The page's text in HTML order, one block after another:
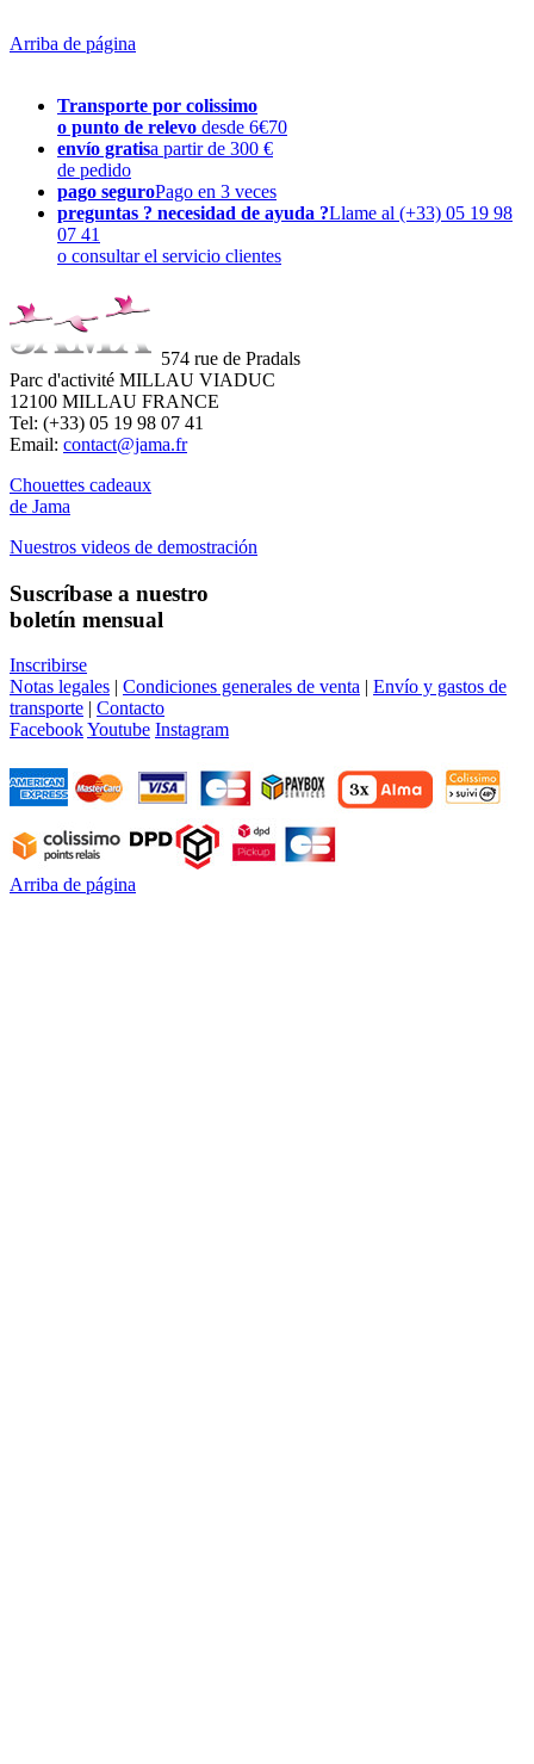
Arriba de página
Transporte por colissimo
o punto de relevo desde 6€70
envío gratisa partir de 300 €
de pedido
pago seguroPago en 3 veces
preguntas ? necesidad de ayuda ?Llame al (+33) 05 19 98
07 41
o consultar el servicio clientes
574 rue de Pradals
Parc d'activité MILLAU VIADUC
12100 MILLAU FRANCE
Tel: (+33) 05 19 98 07 41
Email: contact@jama.fr
Chouettes cadeaux
de Jama
Nuestros videos de demostración
Suscríbase a nuestro
boletín mensual
Inscribirse
Notas legales | Condiciones generales de venta | Envío y gastos de
transporte | Contacto
FacebookYoutube Instagram
Arriba de página